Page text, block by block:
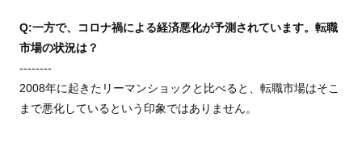
Q:一方で、コロナ禍による経済悪化が予測されています。転職
市場の状況は？
--------
2008年に起きたリーマンショックと比べると、転職市場はそこ
まで悪化しているという印象ではありません。